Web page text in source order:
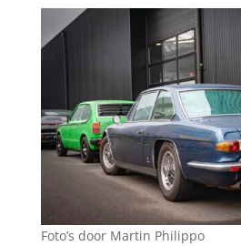
Foto’s door Martin Philippo